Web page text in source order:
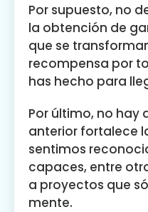
Por supuesto, no
la obtención de
que se
recompensa por
has hecho para
Por último, no hay
anterior fortalece
sentimos
capaces, entre
a proyectos que
mente.